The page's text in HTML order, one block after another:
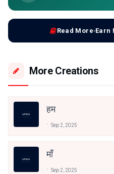
Read More Earn
More Creations
हम
Sep 2, 2025
माँ
Sep 2, 2025